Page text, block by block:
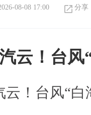
08-08 17:00 分享
云！台风
云！台风“